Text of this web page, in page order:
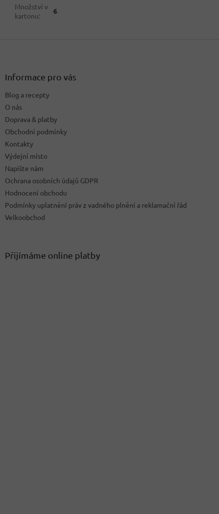
Množství v
kartonu:
6
Informace pro vás
Blog a recepty
O nás
Doprava & platby
Obchodní podmínky
Kontakty
Výdejní místo
Napište nám
Ochrana osobních údajů GDPR
Hodnocení obchodu
Podmínky uplatnění práv z vadného plnění a reklamační řád
Velkoobchod
Přijímáme online platby